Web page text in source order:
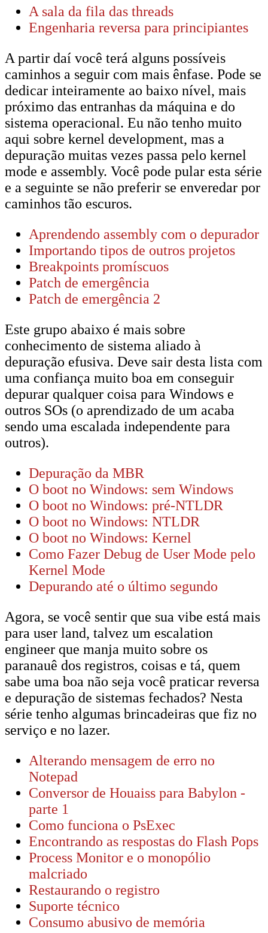
A sala da fila das threads
Engenharia reversa para principiantes
A partir daí você terá alguns possíveis
caminhos a seguir com mais ênfase. Pode se
dedicar inteiramente ao baixo nível, mais
próximo das entranhas da máquina e do
sistema operacional. Eu não tenho muito
aqui sobre kernel development, mas a
depuração muitas vezes passa pelo kernel
mode e assembly. Você pode pular esta série
e a seguinte se não preferir se enveredar por
caminhos tão escuros.
Aprendendo assembly com o depurador
Importando tipos de outros projetos
Breakpoints promíscuos
Patch de emergência
Patch de emergência 2
Este grupo abaixo é mais sobre
conhecimento de sistema aliado à
depuração efusiva. Deve sair desta lista com
uma confiança muito boa em conseguir
depurar qualquer coisa para Windows e
outros SOs (o aprendizado de um acaba
sendo uma escalada independente para
outros).
Depuração da MBR
O boot no Windows: sem Windows
O boot no Windows: pré-NTLDR
O boot no Windows: NTLDR
O boot no Windows: Kernel
Como Fazer Debug de User Mode pelo
Kernel Mode
Depurando até o último segundo
Agora, se você sentir que sua vibe está mais
para user land, talvez um escalation
engineer que manja muito sobre os
paranauê dos registros, coisas e tá, quem
sabe uma boa não seja você praticar reversa
e depuração de sistemas fechados? Nesta
série tenho algumas brincadeiras que fiz no
serviço e no lazer.
Alterando mensagem de erro no
Notepad
Conversor de Houaiss para Babylon -
parte 1
Como funciona o PsExec
Encontrando as respostas do Flash Pops
Process Monitor e o monopólio
malcriado
Restaurando o registro
Suporte técnico
Consumo abusivo de memória